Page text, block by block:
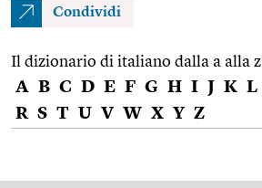
Condividi
Il dizionario di italiano dalla a alla z
A B C D E F G H I J K L
R S T U V W X Y Z